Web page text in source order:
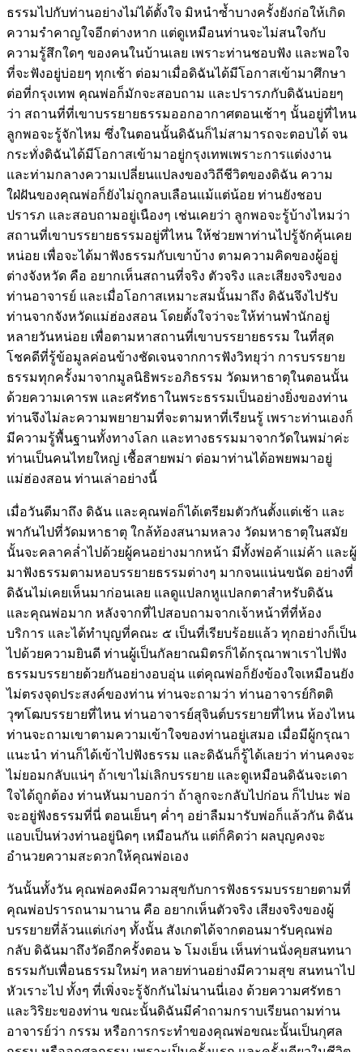
ธรรมไปกับท่านอย่างไม่ได้ตั้งใจ มิหนำซ้ำบางครั้งยังก่อให้เกิด
ความรำคาญใจอีกต่างหาก แต่ดูเหมือนท่านจะไม่สนใจกับ
ความรู้สึกใดๆ ของคนในบ้านเลย เพราะท่านชอบฟัง และพอใจ
ที่จะฟังอยู่บ่อยๆ ทุกเช้า ต่อมาเมื่อดิฉันได้มีโอกาสเข้ามาศึกษา
ต่อที่กรุงเทพ คุณพ่อก็มักจะสอบถาม และปรารภกับดิฉันบ่อยๆ
ว่า สถานที่ที่เขาบรรยายธรรมออกอากาศตอนเช้าๆ นั้นอยู่ที่ไหน
ลูกพอจะรู้จักไหม ซึ่งในตอนนั้นดิฉันก็ไม่สามารถจะตอบได้ จน
กระทั่งดิฉันได้มีโอกาสเข้ามาอยู่กรุงเทพเพราะการแต่งงาน
และท่ามกลางความเปลี่ยนแปลงของวิถีชีวิตของดิฉัน ความ
ใฝ่ฝันของคุณพ่อก็ยังไม่ถูกลบเลือนแม้แต่น้อย ท่านยังชอบ
ปรารภ และสอบถามอยู่เนืองๆ เช่นเคยว่า ลูกพอจะรู้บ้างไหมว่า
สถานที่เขาบรรยายธรรมอยู่ที่ไหน ให้ช่วยพาท่านไปรู้จักคุ้นเคย
หน่อย เพื่อจะได้มาฟังธรรมกับเขาบ้าง ตามความคิดของผู้อยู่
ต่างจังหวัด คือ อยากเห็นสถานที่จริง ตัวจริง และเสียงจริงของ
ท่านอาจารย์ และเมื่อโอกาสเหมาะสมนั้นมาถึง ดิฉันจึงไปรับ
ท่านจากจังหวัดแม่ฮ่องสอน โดยตั้งใจว่าจะให้ท่านพำนักอยู่
หลายวันหน่อย เพื่อตามหาสถานที่เขาบรรยายธรรม ในที่สุด
โชคดีที่รู้ข้อมูลค่อนข้างชัดเจนจากการฟังวิทยุว่า การบรรยาย
ธรรมทุกครั้งมาจากมูลนิธิพระอภิธรรม วัดมหาธาตุในตอนนั้น
ด้วยความเคารพ และศรัทธาในพระธรรมเป็นอย่างยิ่งของท่าน
ท่านจึงไม่ละความพยายามที่จะตามหาที่เรียนรู้ เพราะท่านเองก็
มีความรู้พื้นฐานทั้งทางโลก และทางธรรมมาจากวัดในพม่าค่ะ
ท่านเป็นคนไทยใหญ่ เชื้อสายพม่า ต่อมาท่านได้อพยพมาอยู่
แม่ฮ่องสอน ท่านเล่าอย่างนี้
เมื่อวันดีมาถึง ดิฉัน และคุณพ่อก็ได้เตรียมตัวกันตั้งแต่เช้า และ
พากันไปที่วัดมหาธาตุ ใกล้ท้องสนามหลวง วัดมหาธาตุในสมัย
นั้นจะคลาคล่ำไปด้วยผู้คนอย่างมากหน้า มีทั้งพ่อค้าแม่ค้า และผู้
มาฟังธรรมตามหอบรรยายธรรมต่างๆ มากจนแน่นขนัด อย่างที่
ดิฉันไม่เคยเห็นมาก่อนเลย แลดูแปลกหูแปลกตาสำหรับดิฉัน
และคุณพ่อมาก หลังจากที่ไปสอบถามจากเจ้าหน้าที่ที่ห้อง
บริการ และได้ทำบุญที่คณะ ๕ เป็นที่เรียบร้อยแล้ว ทุกอย่างก็เป็น
ไปด้วยความยินดี ท่านผู้เป็นกัลยาณมิตรก็ได้กรุณาพาเราไปฟัง
ธรรมบรรยายด้วยกันอย่างอบอุ่น แต่คุณพ่อก็ยังข้องใจเหมือนยัง
ไม่ตรงจุดประสงค์ของท่าน ท่านจะถามว่า ท่านอาจารย์กิตติ
วุฑโฒบรรยายที่ไหน ท่านอาจารย์สุจินต์บรรยายที่ไหน ห้องไหน
ท่านจะถามเขาตามความเข้าใจของท่านอยู่เสมอ เมื่อมีผู้กรุณา
แนะนำ ท่านก็ได้เข้าไปฟังธรรม และดิฉันก็รู้ได้เลยว่า ท่านคงจะ
ไม่ยอมกลับแน่ๆ ถ้าเขาไม่เลิกบรรยาย และดูเหมือนดิฉันจะเดา
ใจได้ถูกต้อง ท่านหันมาบอกว่า ถ้าลูกจะกลับไปก่อน ก็ไปนะ พ่อ
จะอยู่ฟังธรรมที่นี่ ตอนเย็นๆ ค่ำๆ อย่าลืมมารับพ่อก็แล้วกัน ดิฉัน
แอบเป็นห่วงท่านอยู่นิดๆ เหมือนกัน แต่ก็คิดว่า ผลบุญคงจะ
อำนวยความสะดวกให้คุณพ่อเอง
วันนั้นทั้งวัน คุณพ่อคงมีความสุขกับการฟังธรรมบรรยายตามที่
คุณพ่อปรารถนามานาน คือ อยากเห็นตัวจริง เสียงจริงของผู้
บรรยายที่ล้วนแต่เก่งๆ ทั้งนั้น สังเกตได้จากตอนมารับคุณพ่อ
กลับ ดิฉันมาถึงวัดอีกครั้งตอน ๖ โมงเย็น เห็นท่านนั่งคุยสนทนา
ธรรมกับเพื่อนธรรมใหม่ๆ หลายท่านอย่างมีความสุข สนทนาไป
หัวเราะไป ทั้งๆ ที่เพิ่งจะรู้จักกันไม่นานนี่เอง ด้วยความศรัทธา
และวิริยะของท่าน ขณะนั้นดิฉันมีคำถามกราบเรียนถามท่าน
อาจารย์ว่า กรรม หรือการกระทำของคุณพ่อขณะนั้นเป็นกุศล